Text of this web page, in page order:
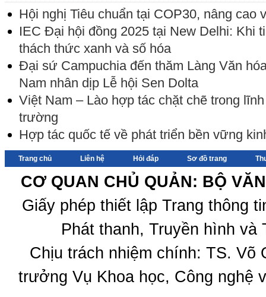
Hội nghị Tiêu chuẩn tại COP30, nâng cao
IEC Đại hội đồng 2025 tại New Delhi: Khi
thách thức xanh và số hóa
Đại sứ Campuchia đến thăm Làng Văn
Nam nhân dịp Lễ hội Sen Dolta
Việt Nam – Lào hợp tác chặt chẽ trong
trường
Hợp tác quốc tế về phát triển bền vững
Trang chủ Liên hệ Hỏi đáp Sơ đồ trang
CƠ QUAN CHỦ QUẢN: BỘ
Giấy phép thiết lập Trang thông
Phát thanh, Truyền hình
Chịu trách nhiệm chính: TS.
trưởng Vụ Khoa học, Công nghệ